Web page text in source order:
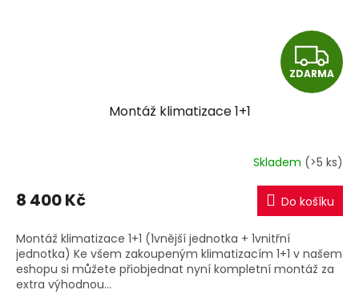
Z
D
R
M
A
ZDARMA
Montáž klimatizace 1+1
Skladem (>5 ks)
8 400 Kč Do košíku
Montáž klimatizace 1+1 (1vnější jednotka + 1vnitřní
jednotka) Ke všem zakoupeným klimatizacím 1+1 v našem
eshopu si můžete přiobjednat nyní kompletní montáž za
extra výhodnou...